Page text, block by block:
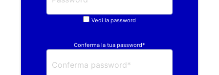
Vedi la password
Conferma la tua password*